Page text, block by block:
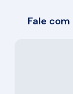
Fale